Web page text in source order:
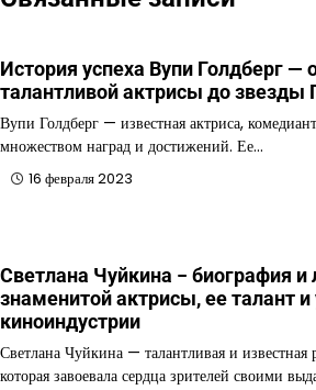
История успеха Вупи Голдберг —
талантливой актрисы до звезды
Вупи Голдберг — известная актриса,
множеством наград и достижений. Ее…
16 февраля 2023
Светлана Чуйкина − биография и
знаменитой актрисы, ее талант и
киноиндустрии
Светлана Чуйкина — талантливая и известная
которая завоевала сердца зрителей своими